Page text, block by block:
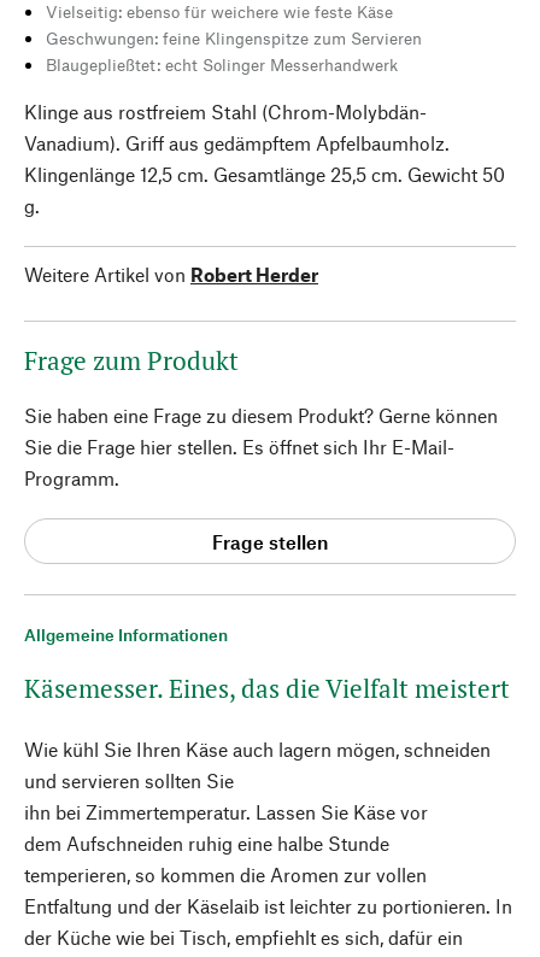
Allgemeine Informationen
Käsemesser. Eines, das die Vielfalt meistert
Wie kühl Sie Ihren Käse auch lagern mögen, schneiden
und servieren sollten Sie
ihn bei Zimmertemperatur. Lassen Sie Käse vor
dem Aufschneiden ruhig eine halbe Stunde
temperieren, so kommen die Aromen zur vollen
Entfaltung und der Käselaib ist leichter zu portionieren. In
der Küche wie bei Tisch, empfiehlt es sich, dafür ein
Vielseitig: ebenso für weichere wie feste Käse
Geschwungen: feine Klingenspitze zum Servieren
Blaugepließtet: echt Solinger Messerhandwerk
Klinge aus rostfreiem Stahl (Chrom-Molybdän-
Vanadium). Griff aus gedämpftem Apfelbaumholz.
Klingenlänge 12,5 cm. Gesamtlänge 25,5 cm. Gewicht 50
g.
Weitere Artikel von Robert Herder
Frage zum Produkt
Sie haben eine Frage zu diesem Produkt? Gerne können
Sie die Frage hier stellen. Es öffnet sich Ihr E-Mail-
Programm.
Frage stellen